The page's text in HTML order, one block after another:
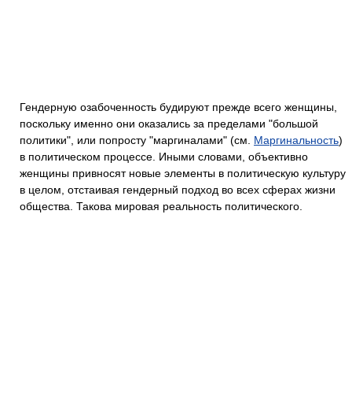
Гендерную озабоченность будируют прежде всего женщины,
поскольку именно они оказались за пределами "большой
политики", или попросту "маргиналами" (см. Маргинальность)
в политическом процессе. Иными словами, объективно
женщины привносят новые элементы в политическую культуру
в целом, отстаивая гендерный подход во всех сферах жизни
общества. Такова мировая реальность политического.